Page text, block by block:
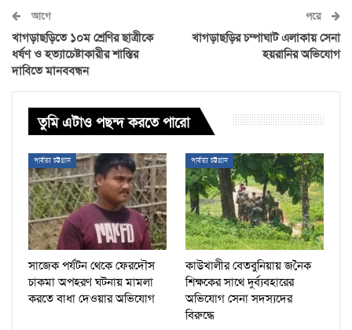
আগে
খাগড়াছড়িতে ১০ম শ্রেণির ছাত্রীকে
ধর্ষণ ও হত্যাচেষ্টাকারীর শাস্তির
দাবিতে মানববন্ধন
পরে
খাগড়াছড়ির চম্পাঘাট এলাকায় সেনা
হয়রানির অভিযোগ
তুমি এটাও পছন্দ করতে পারো
পার্বত্য চট্টগ্রাম
সাজেক পর্যটন থেকে ফেরদৌস
চাকমা অপহরণ ঘটনায় মামলা
করতে বাধা দেওয়ার অভিযোগ
পার্বত্য চট্টগ্রাম
কাউখালীর বেতবুনিয়ায় জনৈক
শিক্ষকের সাথে দুর্ব্যবহারের
অভিযোগ সেনা সদস্যদের
বিরুদ্ধে